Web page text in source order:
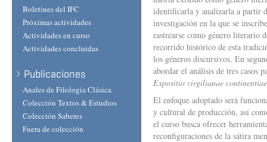
Boletines del IFC
Próximas actividades
Actividades en curso
Actividades concluidas
Publicaciones
Anales de Filología Clásica
Colección Textos & Estudios
Colección Saberes
Fuera de colección
identificarla y analizarla a partir
investigación en la que se
rastrearse como género literario
recorrido histórico de esta
los géneros discursivos. En
abordar el análisis de tres casos
Expositio virgilianae continentiae
El enfoque adoptado será
y cultural de producción, así
el curso busca ofrecer
reconfiguraciones de la sátira